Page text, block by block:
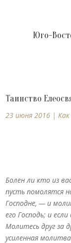
Юго-
Таинство
23 июня 2016 |
Болен ли кто из
пусть помолятся
Господне, — и
его Господь; и
Молитесь друг за
усиленная